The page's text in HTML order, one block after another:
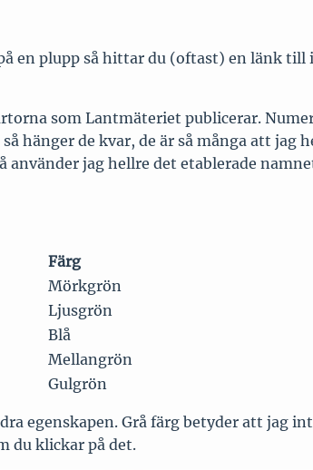
en plupp så hittar du (oftast) en länk till
som Lantmäteriet publicerar.
hänger de kvar, de är så många att
använder jag hellre det etablerade
Färg
Mörkgrön
Ljusgrön
Blå
Mellangrön
Gulgrön
egenskapen. Grå färg betyder att jag
du klickar på det.